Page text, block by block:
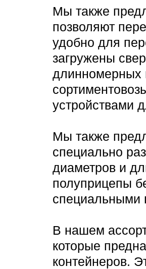
Мы также
позволяют
удобно для
загружены
длинномерных
устройствами
Мы также
специально
диаметров и
полуприцепы
специальными
В нашем
которые
контейнеров.